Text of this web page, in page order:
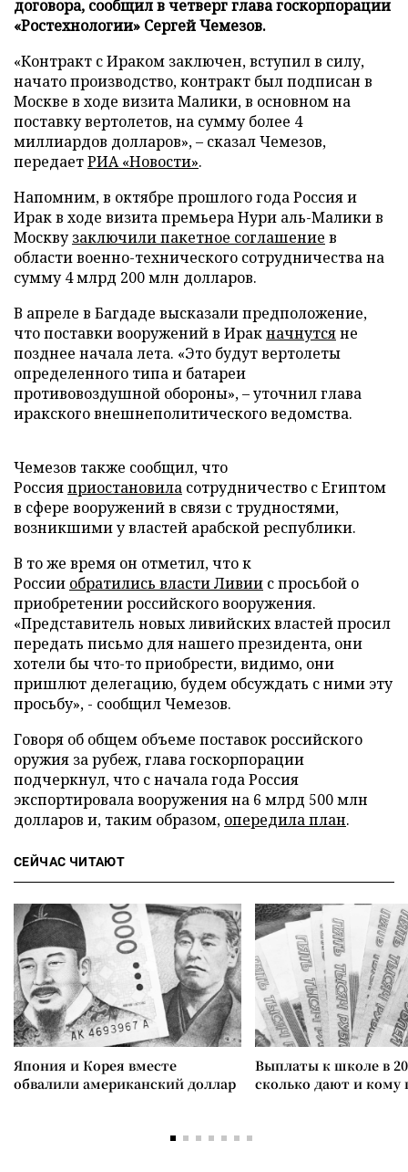
договора, сообщил в четверг глава госкорпорации
«Ростехнологии» Сергей Чемезов.
«Контракт с Ираком заключен, вступил в силу,
начато производство, контракт был подписан в
Москве в ходе визита Малики, в основном на
поставку вертолетов, на сумму более 4
миллиардов долларов», – сказал Чемезов,
передаетРИА «Новости».
Напомним, в октябре прошлого года Россия и
Ирак в ходе визита премьера Нури аль-Малики в
Москвузаключили пакетное соглашение в
области военно-технического сотрудничества на
сумму 4 млрд 200 млн долларов.
В апреле в Багдаде высказали предположение,
что поставки вооружений в Иракначнутсяне
позднее начала лета. «Это будут вертолеты
определенного типа и батареи
противовоздушной обороны», – уточнил глава
иракского внешнеполитического ведомства.
Чемезов также сообщил, что
Россияприостановила сотрудничество с Египтом
в сфере вооружений в связи с трудностями,
возникшими у властей арабской республики.
В то же время он отметил, что к
России обратились власти Ливии с просьбой о
приобретении российского вооружения.
«Представитель новых ливийских властей просил
передать письмо для нашего президента, они
хотели бы что-то приобрести, видимо, они
пришлют делегацию, будем обсуждать с ними эту
просьбу», - сообщил Чемезов.
Говоря об общем объеме поставок российского
оружия за рубеж, глава госкорпорации
подчеркнул, что с начала года Россия
экспортировала вооружения на 6 млрд 500 млн
долларов и, таким образом, опередила план.
СЕЙЧАС ЧИТАЮТ
Япония и Корея вместе
обвалили американский доллар
Выплаты к школе в
сколько дают и